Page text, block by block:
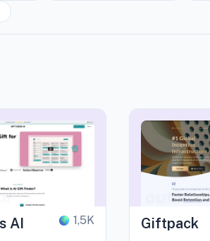
AI 1,5K Giftpack